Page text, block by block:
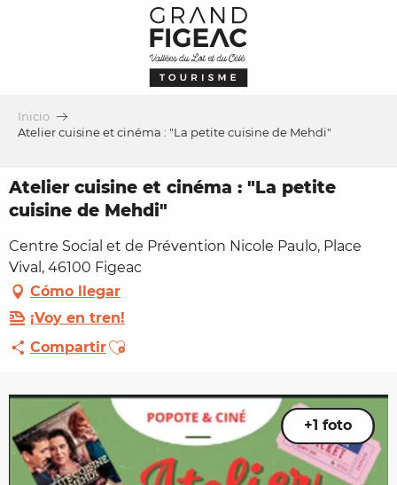
Inicio
Atelier cuisine et cinéma : "La petite cuisine de Mehdi"
Atelier cuisine et cinéma : "La petite
cuisine de Mehdi"
Centre Social et de Prévention Nicole Paulo, Place
Vival, 46100 Figeac
Cómo llegar
¡Voy en tren!
CompartirAjouter aux favoris
+1 foto